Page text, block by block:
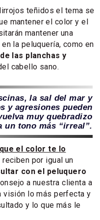
teñidos el tema se
mantener el color y el
mantener una
en la peluquería, como en
las planchas y
cabello sano.
la sal del mar y
y agresiones pueden
muy quebradizo
un tono más “irreal”.
el color te lo
por igual un
con el peluquero
a nuestra clienta a
visión lo más perfecta y
y lo que más le